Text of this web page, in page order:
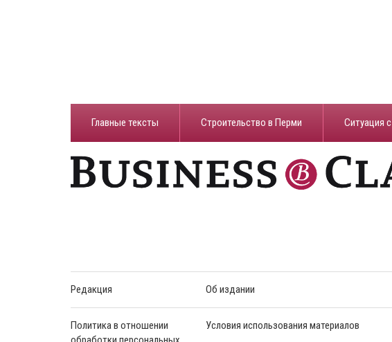
Главные тексты Строительство в Перми ​Ситуация
Редакция Об издании
Политика в отношении
Условия использования материалов